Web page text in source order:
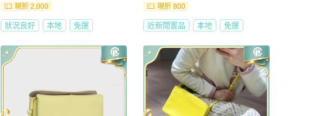
現折 2,000
狀況良好 本地 免運
現折 800
近新閒置品 本地 免運